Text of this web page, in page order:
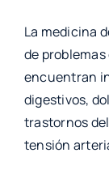
La medicina
de
encuentran
digestivos,
trastornos
tensión